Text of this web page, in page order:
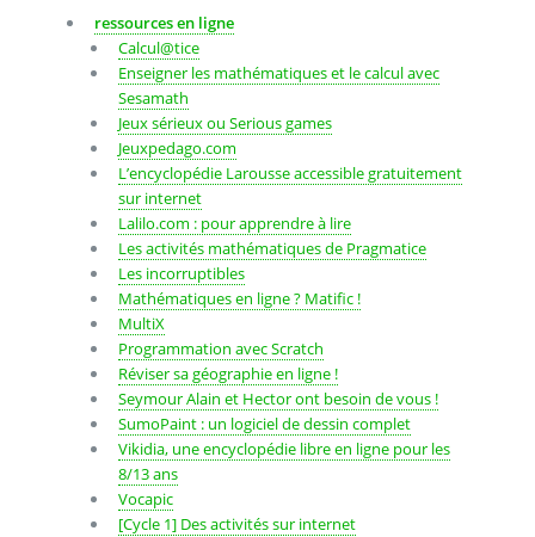
ressources en ligne
Calcul@tice
Enseigner les mathématiques et le calcul avec
Sesamath
Jeux sérieux ou Serious games
Jeuxpedago.com
L’encyclopédie Larousse accessible gratuitement
sur internet
Lalilo.com : pour apprendre à lire
Les activités mathématiques de Pragmatice
Les incorruptibles
Mathématiques en ligne ? Matific !
MultiX
Programmation avec Scratch
Réviser sa géographie en ligne !
Seymour Alain et Hector ont besoin de vous !
SumoPaint : un logiciel de dessin complet
Vikidia, une encyclopédie libre en ligne pour les
8/13 ans
Vocapic
[Cycle 1] Des activités sur internet